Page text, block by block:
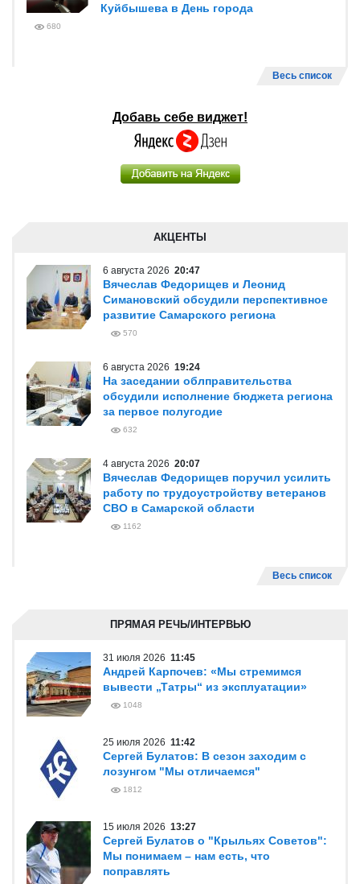
Куйбышева в День города
680
Весь список
Добавь себе виджет!
АКЦЕНТЫ
6 августа 2026 20:47
Вячеслав Федорищев и Леонид
Симановский обсудили перспективное
развитие Самарского региона
570
6 августа 2026 19:24
На заседании облправительства
обсудили исполнение бюджета региона
за первое полугодие
632
4 августа 2026 20:07
Вячеслав Федорищев поручил усилить
работу по трудоустройству ветеранов
СВО в Самарской области
1162
Весь список
ПРЯМАЯ РЕЧЬ/ИНТЕРВЬЮ
31 июля 2026 11:45
Андрей Карпочев: «Мы стремимся
вывести „Татры“ из эксплуатации»
1048
25 июля 2026 11:42
Сергей Булатов: В сезон заходим с
лозунгом "Мы отличаемся"
1812
15 июля 2026 13:27
Сергей Булатов о "Крыльях Советов":
Мы понимаем – нам есть, что
поправлять